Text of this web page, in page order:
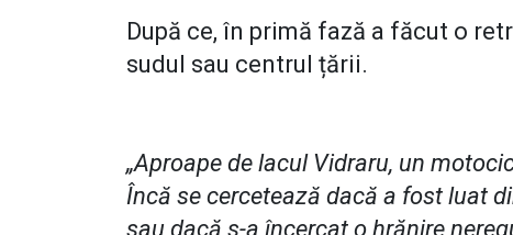
După ce, în primă fază a făcut o
sudul sau centrul țării.
„Aproape de lacul Vidraru, un
Încă se cercetează dacă a fost luat
sau dacă s-a încercat o hrănire